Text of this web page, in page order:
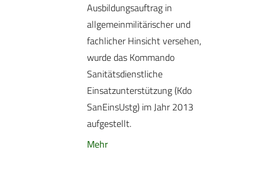
Ausbildungsauftrag in
allgemeinmilitärischer und
fachlicher Hinsicht versehen,
wurde das Kommando
Sanitätsdienstliche
Einsatzunterstützung (Kdo
SanEinsUstg) im Jahr 2013
aufgestellt.
Mehr